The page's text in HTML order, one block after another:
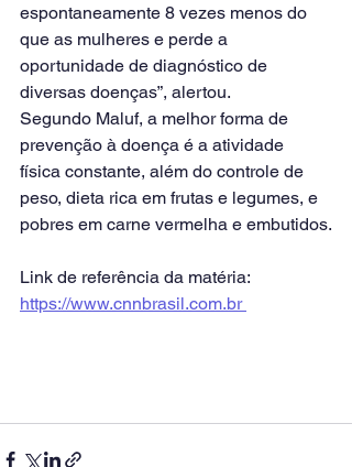
espontaneamente 8 vezes menos do
que as mulheres e perde a
oportunidade de diagnóstico de
diversas doenças”, alertou.
Segundo Maluf, a melhor forma de
prevenção à doença é a atividade
física constante, além do controle de
peso, dieta rica em frutas e legumes, e
pobres em carne vermelha e embutidos.
Link de referência da matéria:
https://www.cnnbrasil.com.br